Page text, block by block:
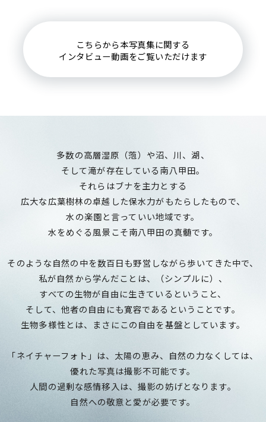
こちらから本写真集に関する
インタビュー動画をご覧いただけます
多数の高層湿原（萢）や沼、川、湖、
そして滝が存在している南八甲田。
それらはブナを主力とする
広大な広葉樹林の卓越した保水力がもたらしたもので、
水の楽園と言っていい地域です。
水をめぐる風景こそ南八甲田の真髄です。
そのような自然の中を数百日も野営しながら歩いてきた中で、
私が自然から学んだことは、（シンプルに）、
すべての生物が自由に生きているということ、
そして、他者の自由にも寛容であるということです。
生物多様性とは、まさにこの自由を基盤としています。
「ネイチャーフォト」は、太陽の恵み、自然の力なくしては、
優れた写真は撮影不可能です。
人間の過剰な感情移入は、撮影の妨げとなります。
自然への敬意と愛が必要です。